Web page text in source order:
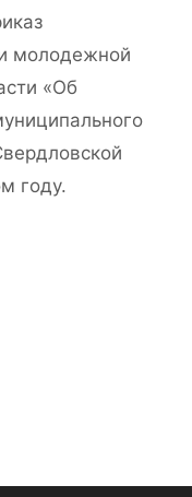
молодежной
«Об
году.